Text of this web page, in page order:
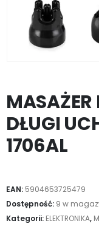
DŁUGI
1706AL
EAN: 5904653725479
Dostępność: 9 w
Kategorii: ELEKTRONIKA,